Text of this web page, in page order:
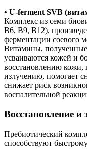
• U-ferment SVB
Комплекс из семи
В6, В9, В12),
ферментации соевого
Витамины,
усваиваются кожей и
восстановлению кожи,
излучению, помогает
снижает риск
воспалительной
Восстановление
Пребиотический
способствуют